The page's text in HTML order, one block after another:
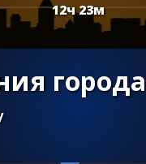
12ч23м
города